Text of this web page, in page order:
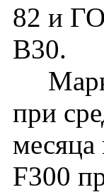
82 и
В30.
при
месяца
F300